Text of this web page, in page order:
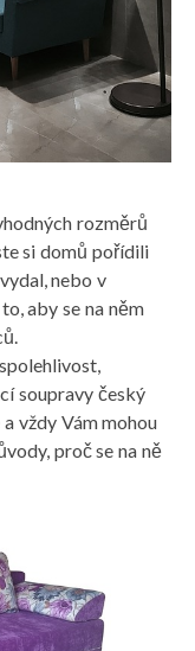
rozměrů
si domů pořídili
nebo v
aby se na něm
soupravy český
vždy Vám mohou
proč se na ně